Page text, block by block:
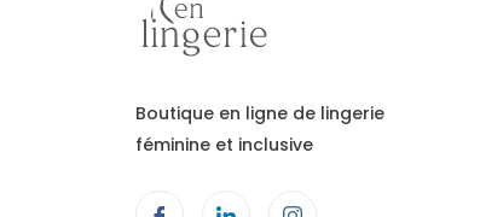
Boutique en ligne de lingerie
féminine et inclusive